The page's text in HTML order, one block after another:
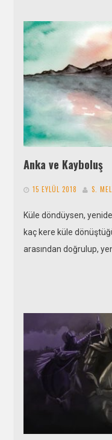
Anka ve Kayboluş
15 EYLÜL 2018 S.
Küle döndüysen,
kaç kere küle
arasından doğrulup,